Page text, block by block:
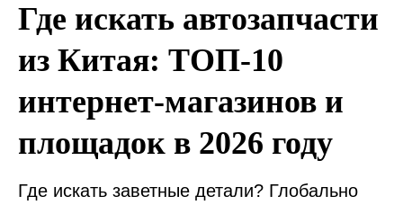
Где искать автозапчасти
из Китая: ТОП-10
интернет-магазинов и
площадок в 2026 году
Где искать заветные детали? Глобально